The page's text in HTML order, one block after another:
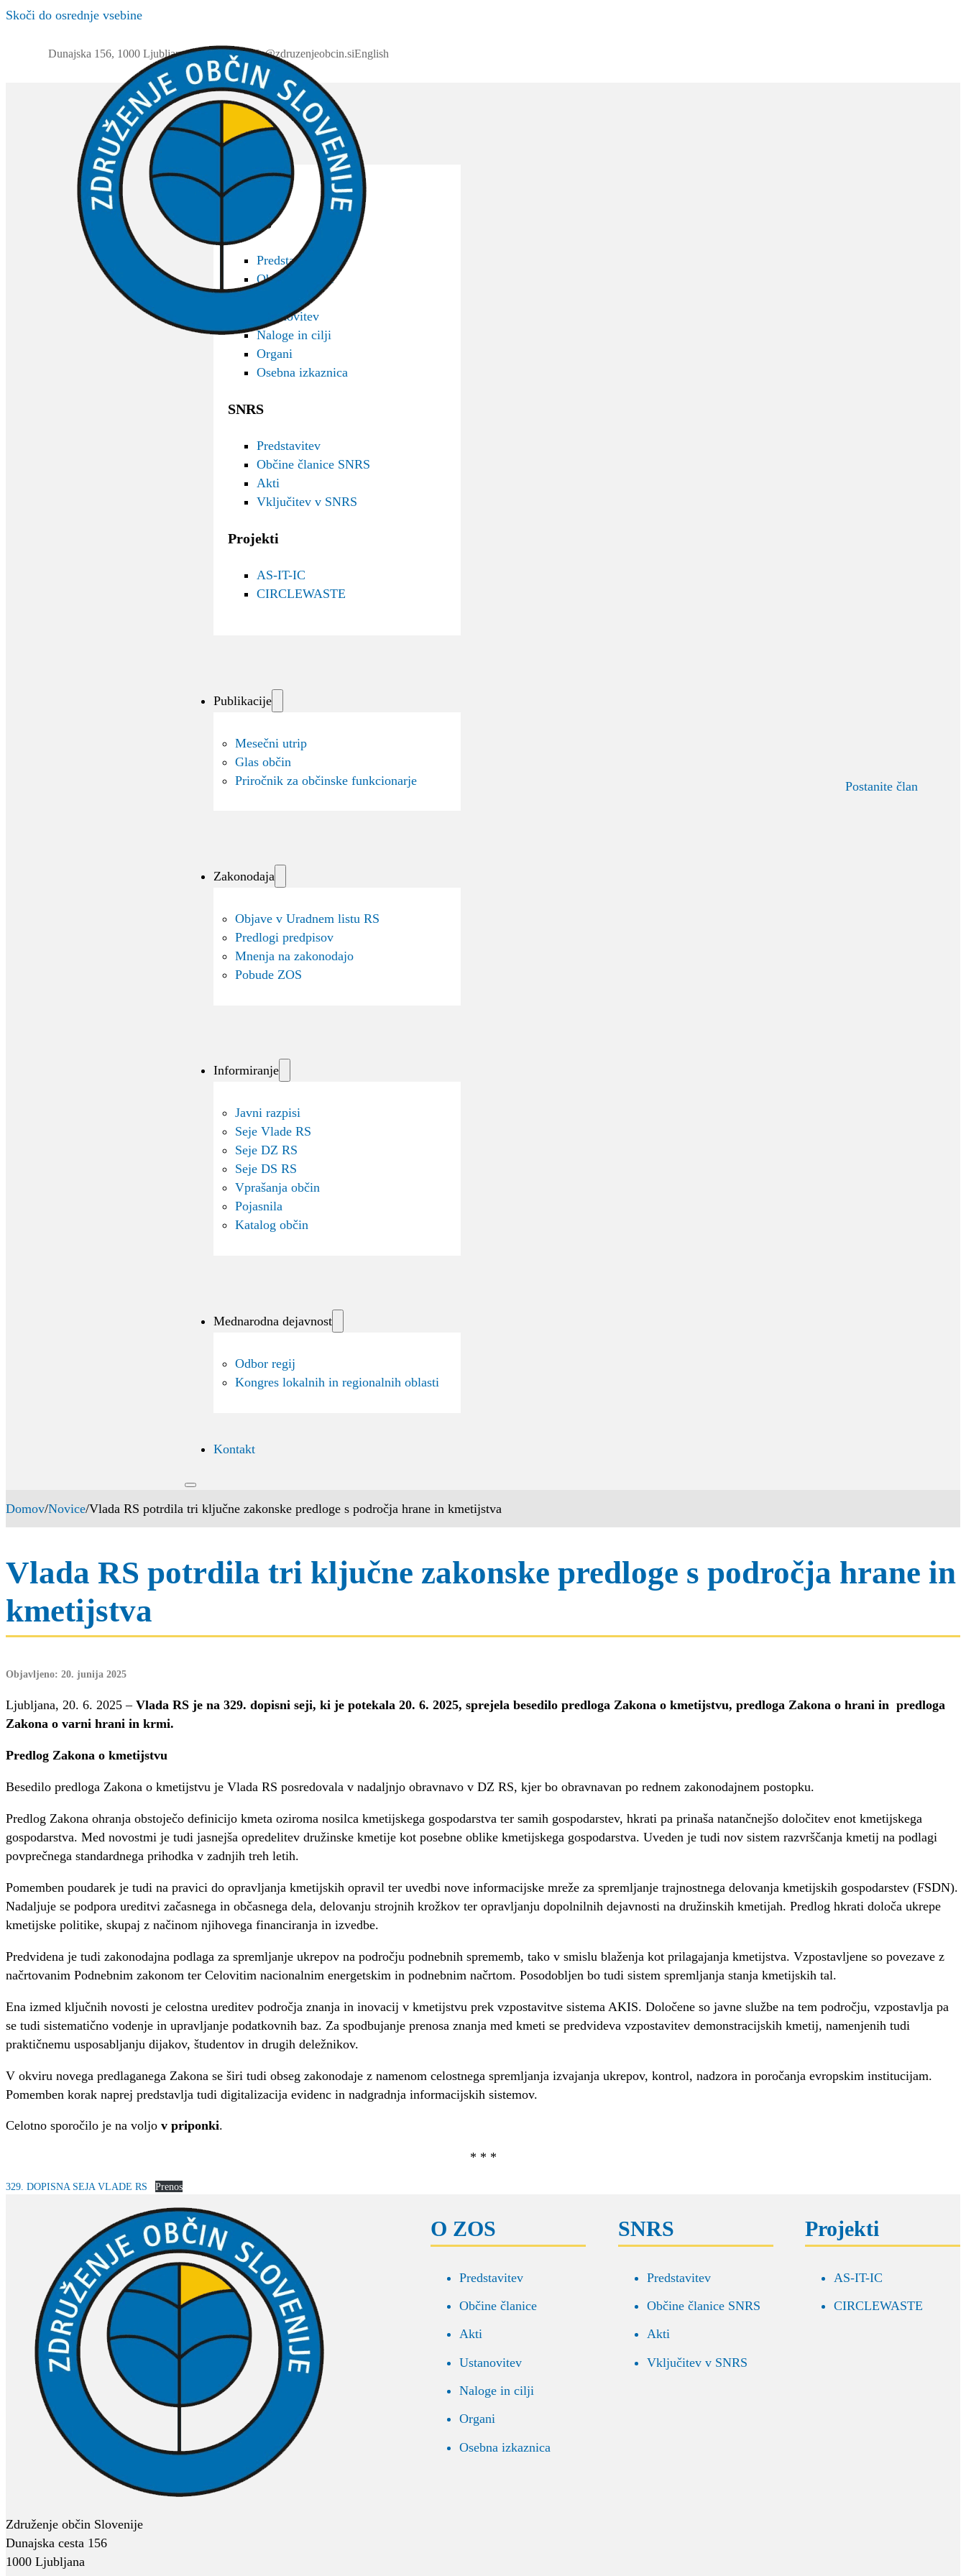
Skoči do osrednje vsebine
Dunajska 156, 1000 Ljubljana01 230 63 32info@zdruzenjeobcin.siEnglish
O ZOS
Predstavitev
Občine članice
Ustanovitev
Naloge in cilji
Organi
Osebna izkaznica
SNRS
Predstavitev
Občine članice SNRS
Akti
Vključitev v SNRS
Projekti
AS-IT-IC
CIRCLEWASTE
Publikacije
Mesečni utrip
Glas občin
Priročnik za občinske funkcionarje
Zakonodaja
Objave v Uradnem listu RS
Predlogi predpisov
Mnenja na zakonodajo
Pobude ZOS
Informiranje
Javni razpisi
Seje Vlade RS
Seje DZ RS
Seje DS RS
Vprašanja občin
Pojasnila
Katalog občin
Mednarodna dejavnost
Odbor regij
Kongres lokalnih in regionalnih oblasti
Kontakt
Postanite član
Domov/Novice/Vlada RS potrdila tri ključne zakonske predloge s področja hrane in kmetijstva
Vlada RS potrdila tri ključne zakonske predloge s področja hrane in
kmetijstva
Objavljeno: 20. junija 2025
Ljubljana, 20. 6. 2025 – Vlada RS je na 329. dopisni seji, ki je potekala 20. 6. 2025, sprejela besedilo predloga Zakona o kmetijstvu, predloga Zakona o hrani in predloga
Zakona o varni hrani in krmi.
Predlog Zakona o kmetijstvu
Besedilo predloga Zakona o kmetijstvu je Vlada RS posredovala v nadaljnjo obravnavo v DZ RS, kjer bo obravnavan po rednem zakonodajnem postopku.
Predlog Zakona ohranja obstoječo definicijo kmeta oziroma nosilca kmetijskega gospodarstva ter samih gospodarstev, hkrati pa prinaša natančnejšo določitev enot kmetijskega
gospodarstva. Med novostmi je tudi jasnejša opredelitev družinske kmetije kot posebne oblike kmetijskega gospodarstva. Uveden je tudi nov sistem razvrščanja kmetij na podlagi
povprečnega standardnega prihodka v zadnjih treh letih.
Pomemben poudarek je tudi na pravici do opravljanja kmetijskih opravil ter uvedbi nove informacijske mreže za spremljanje trajnostnega delovanja kmetijskih gospodarstev (FSDN).
Nadaljuje se podpora ureditvi začasnega in občasnega dela, delovanju strojnih krožkov ter opravljanju dopolnilnih dejavnosti na družinskih kmetijah. Predlog hkrati določa ukrepe
kmetijske politike, skupaj z načinom njihovega financiranja in izvedbe.
Predvidena je tudi zakonodajna podlaga za spremljanje ukrepov na področju podnebnih sprememb, tako v smislu blaženja kot prilagajanja kmetijstva. Vzpostavljene so povezave z
načrtovanim Podnebnim zakonom ter Celovitim nacionalnim energetskim in podnebnim načrtom. Posodobljen bo tudi sistem spremljanja stanja kmetijskih tal.
Ena izmed ključnih novosti je celostna ureditev področja znanja in inovacij v kmetijstvu prek vzpostavitve sistema AKIS. Določene so javne službe na tem področju, vzpostavlja pa
se tudi sistematično vodenje in upravljanje podatkovnih baz. Za spodbujanje prenosa znanja med kmeti se predvideva vzpostavitev demonstracijskih kmetij, namenjenih tudi
praktičnemu usposabljanju dijakov, študentov in drugih deležnikov.
V okviru novega predlaganega Zakona se širi tudi obseg zakonodaje z namenom celostnega spremljanja izvajanja ukrepov, kontrol, nadzora in poročanja evropskim institucijam.
Pomemben korak naprej predstavlja tudi digitalizacija evidenc in nadgradnja informacijskih sistemov.
Celotno sporočilo je na voljo v priponki.
* * *
329. DOPISNA SEJA VLADE RS Prenos
Združenje občin Slovenije
Dunajska cesta 156
1000 Ljubljana
O ZOS
Predstavitev
Občine članice
Akti
Ustanovitev
Naloge in cilji
Organi
Osebna izkaznica
SNRS
Predstavitev
Občine članice SNRS
Akti
Vključitev v SNRS
Projekti
AS-IT-IC
CIRCLEWASTE